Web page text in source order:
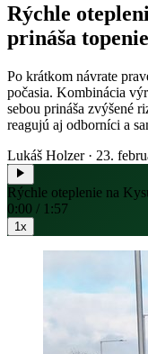
Rýchle
prináša
Po krátkom návrate
počasia. Kombinácia
sebou prináša zvýšené
reagujú aj odborníci a
Lukáš Holzer · 23.
Rýchle oteplenie na
0:00 / 1:57
1x